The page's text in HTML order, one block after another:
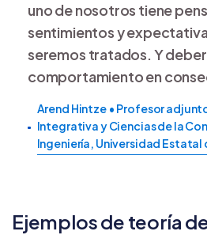
uno de nosotros tiene
sentimientos y
seremos tratados. Y
comportamiento en
Arend Hintze • Profesor
Integrativa y Ciencias de la
Ingeniería, Universidad Estatal
Ejemplos de teoría